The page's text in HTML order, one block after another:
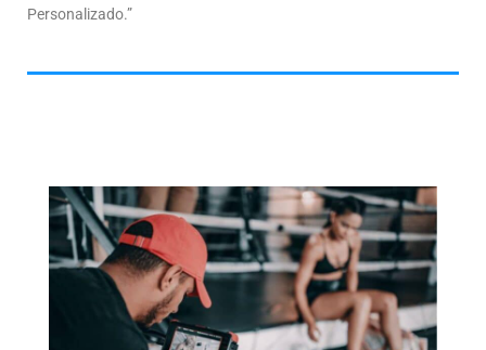
Personalizado.”